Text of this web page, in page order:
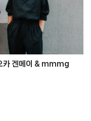
카 겐메이 & mmmg